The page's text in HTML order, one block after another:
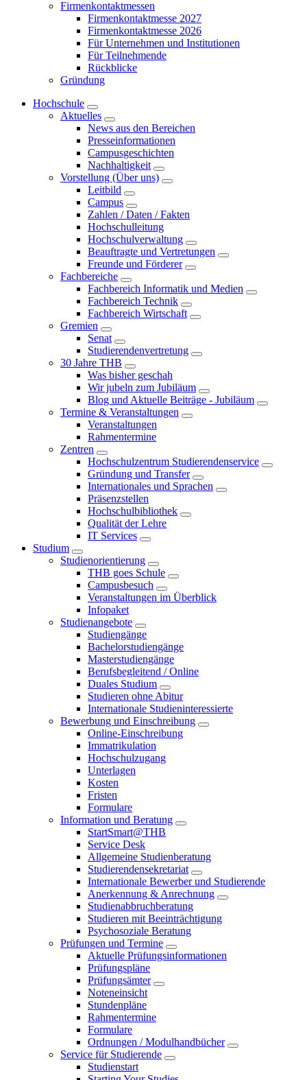
Firmenkontaktmessen
Firmenkontaktmesse 2027
Firmenkontaktmesse 2026
Für Unternehmen und Institutionen
Für Teilnehmende
Rückblicke
Gründung
Hochschule
Aktuelles
News aus den Bereichen
Presseinformationen
Campusgeschichten
Nachhaltigkeit
Vorstellung (Über uns)
Leitbild
Campus
Zahlen / Daten / Fakten
Hochschulleitung
Hochschulverwaltung
Beauftragte und Vertretungen
Freunde und Förderer
Fachbereiche
Fachbereich Informatik und Medien
Fachbereich Technik
Fachbereich Wirtschaft
Gremien
Senat
Studierendenvertretung
30 Jahre THB
Was bisher geschah
Wir jubeln zum Jubiläum
Blog und Aktuelle Beiträge - Jubiläum
Termine & Veranstaltungen
Veranstaltungen
Rahmentermine
Zentren
Hochschulzentrum Studierendenservice
Gründung und Transfer
Internationales und Sprachen
Präsenzstellen
Hochschulbibliothek
Qualität der Lehre
IT Services
Studium
Studienorientierung
THB goes Schule
Campusbesuch
Veranstaltungen im Überblick
Infopaket
Studienangebote
Studiengänge
Bachelorstudiengänge
Masterstudiengänge
Berufsbegleitend / Online
Duales Studium
Studieren ohne Abitur
Internationale Studieninteressierte
Bewerbung und Einschreibung
Online-Einschreibung
Immatrikulation
Hochschulzugang
Unterlagen
Kosten
Fristen
Formulare
Information und Beratung
StartSmart@THB
Service Desk
Allgemeine Studienberatung
Studierendensekretariat
Internationale Bewerber und Studierende
Anerkennung & Anrechnung
Studienabbruchberatung
Studieren mit Beeinträchtigung
Psychosoziale Beratung
Prüfungen und Termine
Aktuelle Prüfungsinformationen
Prüfungspläne
Prüfungsämter
Noteneinsicht
Stundenpläne
Rahmentermine
Formulare
Ordnungen / Modulhandbücher
Service für Studierende
Studienstart